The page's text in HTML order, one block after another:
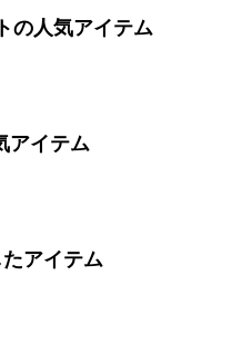
の人気アイテム
アイテム
アイテム